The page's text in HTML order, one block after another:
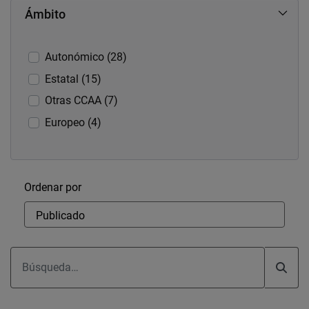
Ámbito
Autonómico (28)
Estatal (15)
Otras CCAA (7)
Europeo (4)
Ordenar
Ordenar por